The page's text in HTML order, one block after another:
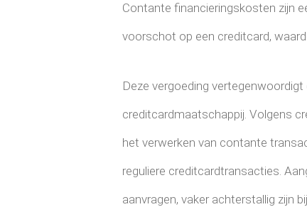
Contante financieringskosten zijn
voorschot op een creditcard,
Deze vergoeding
creditcardmaatschappij. Volgens
het verwerken van contante
reguliere creditcardtransacties.
aanvragen, vaker achterstallig zijn